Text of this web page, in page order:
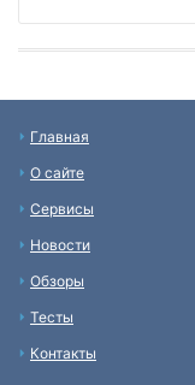
Главная
О сайте
Сервисы
Новости
Обзоры
Тесты
Контакты